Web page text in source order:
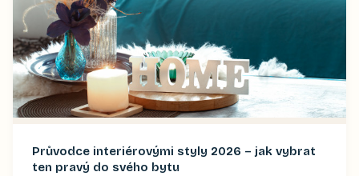
Průvodce interiérovými styly 2026 – jak vybrat
ten pravý do svého bytu